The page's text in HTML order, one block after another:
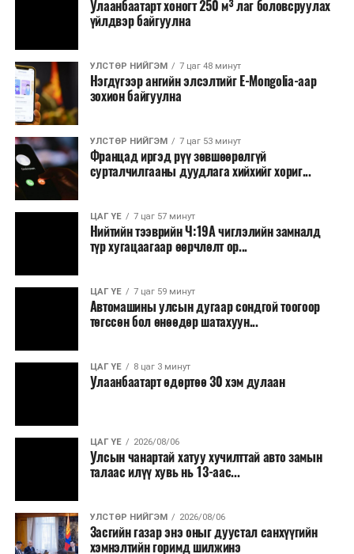
Улаанбаатарт хоногт 250 м³ лаг боловсруулах
үйлдвэр байгуулна
УЛСТӨР НИЙГЭМ 7 цаг 48 минут
Нэгдүгээр ангийн элсэлтийг E-Mongolia-аар
зохион байгуулна
УЛСТӨР НИЙГЭМ 7 цаг 53 минут
Францад иргэд рүү зөвшөөрөлгүй
сурталчилгааны дуудлага хийхийг хориг...
ЦАГ ҮЕ 7 цаг 57 минут
Нийтийн тээврийн Ч:19А чиглэлийн замналд
түр хугацаагаар өөрчлөлт ор...
ЦАГ ҮЕ 7 цаг 59 минут
Автомашины улсын дугаар сондгой тоогоор
төгссөн бол өнөөдөр шатахуун...
ЦАГ ҮЕ 8 цаг 3 минут
Улаанбаатарт өдөртөө 30 хэм дулаан
ЦАГ ҮЕ 2026/08/06
Улсын чанартай хатуу хучилттай авто замын
талаас илүү хувь нь 13-аас...
УЛСТӨР НИЙГЭМ 2026/08/06
Засгийн газар энэ оныг дуустал санхүүгийн
хэмнэлтийн горимд шилжинэ